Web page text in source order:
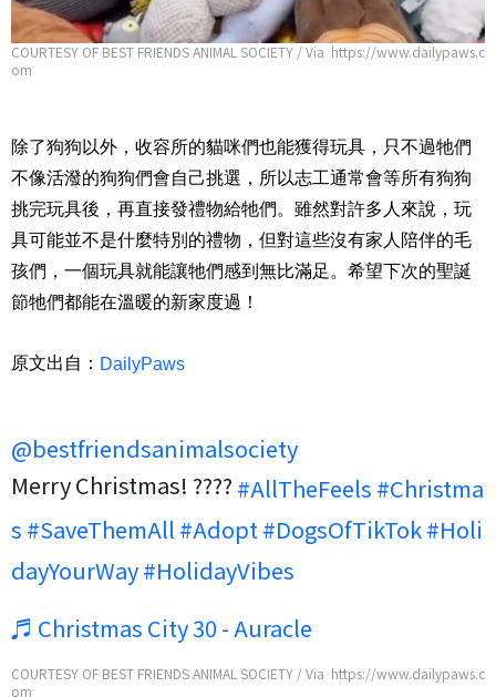
COURTESY OF BEST FRIENDS ANIMAL SOCIETY / Via https://www.dailypaws.c
om
除了狗狗以外，收容所的貓咪們也能獲得玩具，只不過牠們
不像活潑的狗狗們會自己挑選，所以志工通常會等所有狗狗
挑完玩具後，再直接發禮物給牠們。雖然對許多人來說，玩
具可能並不是什麼特別的禮物，但對這些沒有家人陪伴的毛
孩們，一個玩具就能讓牠們感到無比滿足。希望下次的聖誕
節牠們都能在溫暖的新家度過！
原文出自： DailyPaws
@bestfriendsanimalsociety
Merry Christmas! ???? #AllTheFeels #Christma
s #SaveThemAll #Adopt #DogsOfTikTok#Holi
dayYourWay#HolidayVibes
♬ Christmas City 30 - Auracle
COURTESY OF BEST FRIENDS ANIMAL SOCIETY / Via https://www.dailypaws.c
om